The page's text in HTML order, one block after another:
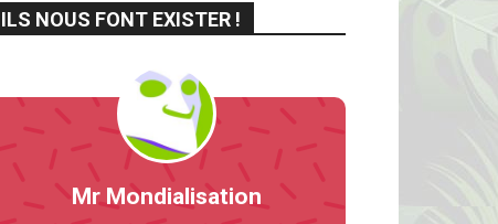
ILS NOUS FONT EXISTER !
Mr Mondialisation